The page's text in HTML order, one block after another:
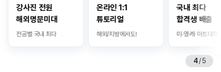
4/5
강사진 전원
해외명문미대
전공별 국내 최다
온라인 1:1
튜토리얼
해외/지방에서도!
국내 최다
합격생 배출
미·영·캐 아트대학